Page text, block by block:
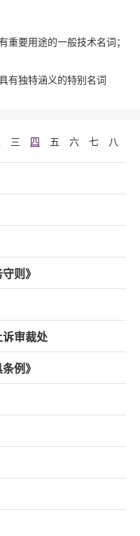
重要用途的一般技术名词；
有独特涵义的特别名词
三 四 五 六 七 八
则》
诉审裁处
例》